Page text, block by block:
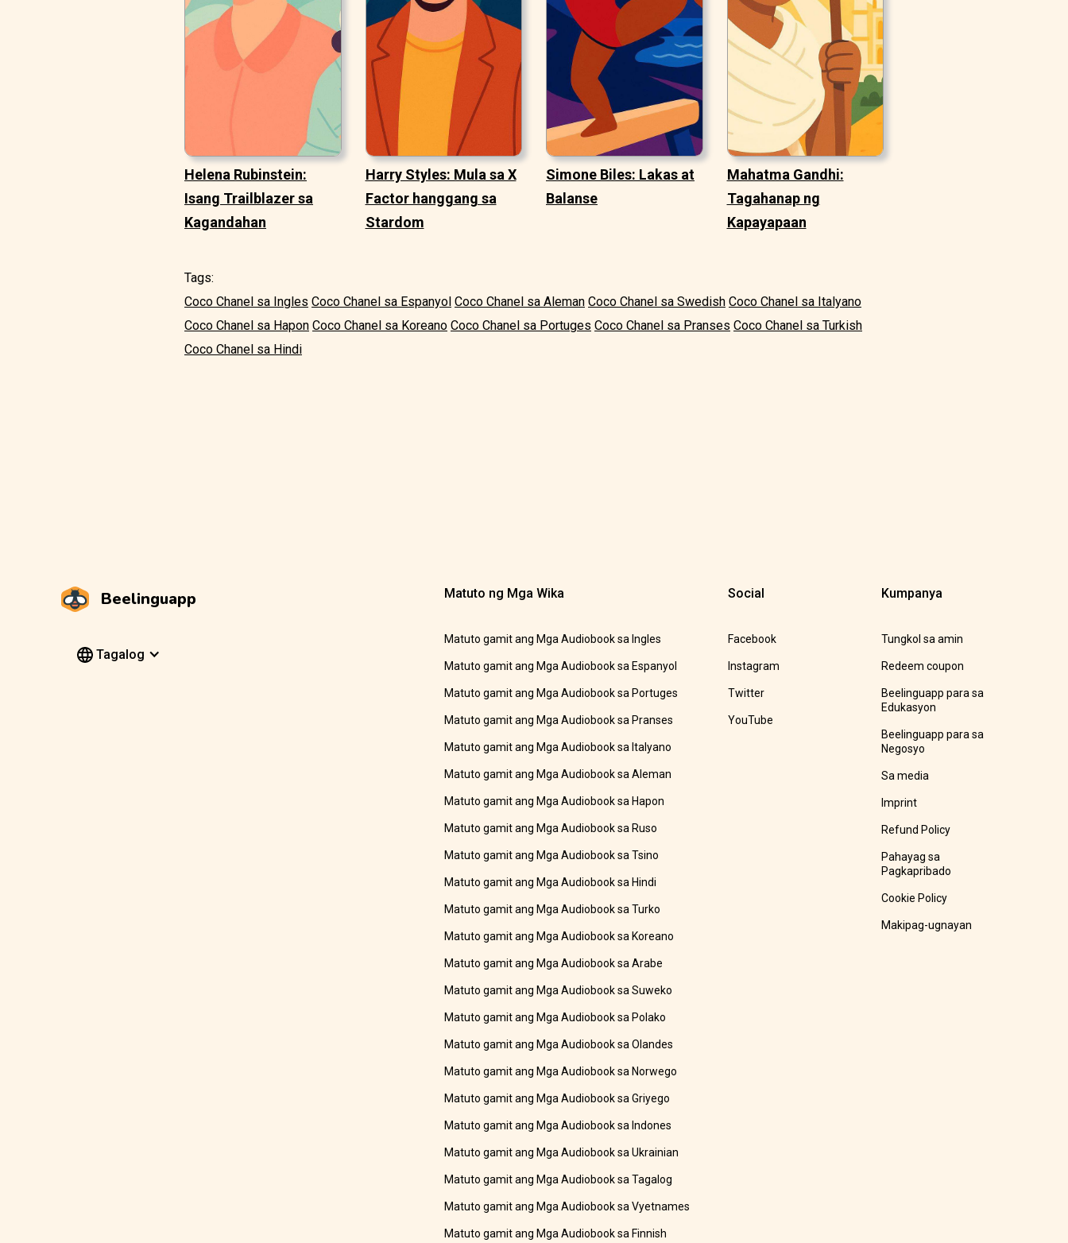
Helena Rubinstein:
Isang Trailblazer sa
Kagandahan
Harry Styles: Mula sa X
Factor hanggang sa
Stardom
Simone Biles: Lakas at
Balanse
Mahatma Gandhi:
Tagahanap ng
Kapayapaan
Tags:
Coco Chanel sa Ingles Coco Chanel sa Espanyol Coco Chanel sa Aleman Coco Chanel sa Swedish Coco Chanel sa Italyano
Coco Chanel sa Hapon Coco Chanel sa Koreano Coco Chanel sa Portuges Coco Chanel sa Pranses Coco Chanel sa Turkish
Coco Chanel sa Hindi
Beelinguapp
Tagalog
Matuto ng Mga Wika
Matuto gamit ang Mga Audiobook sa Ingles
Matuto gamit ang Mga Audiobook sa Espanyol
Matuto gamit ang Mga Audiobook sa Portuges
Matuto gamit ang Mga Audiobook sa Pranses
Matuto gamit ang Mga Audiobook sa Italyano
Matuto gamit ang Mga Audiobook sa Aleman
Matuto gamit ang Mga Audiobook sa Hapon
Matuto gamit ang Mga Audiobook sa Ruso
Matuto gamit ang Mga Audiobook sa Tsino
Matuto gamit ang Mga Audiobook sa Hindi
Matuto gamit ang Mga Audiobook sa Turko
Matuto gamit ang Mga Audiobook sa Koreano
Matuto gamit ang Mga Audiobook sa Arabe
Matuto gamit ang Mga Audiobook sa Suweko
Matuto gamit ang Mga Audiobook sa Polako
Matuto gamit ang Mga Audiobook sa Olandes
Matuto gamit ang Mga Audiobook sa Norwego
Matuto gamit ang Mga Audiobook sa Griyego
Matuto gamit ang Mga Audiobook sa Indones
Matuto gamit ang Mga Audiobook sa Ukrainian
Matuto gamit ang Mga Audiobook sa Tagalog
Matuto gamit ang Mga Audiobook sa Vyetnames
Matuto gamit ang Mga Audiobook sa Finnish
Social
Facebook
Instagram
Twitter
YouTube
Kumpanya
Tungkol sa amin
Redeem coupon
Beelinguapp para sa
Edukasyon
Beelinguapp para sa
Negosyo
Sa media
Imprint
Refund Policy
Pahayag sa
Pagkapribado
Cookie Policy
Makipag-ugnayan